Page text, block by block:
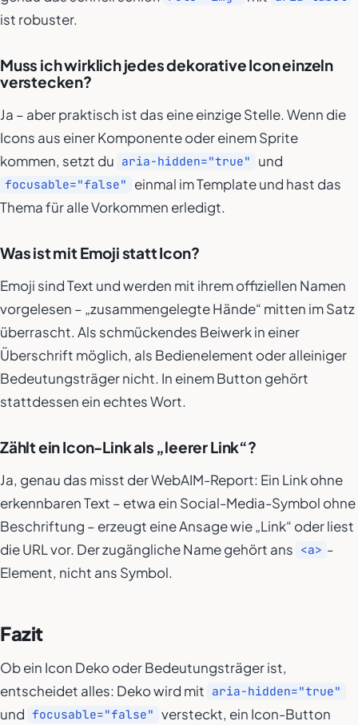
ist robuster.
Muss ich wirklich jedes dekorative Icon einzeln
verstecken?
Ja – aber praktisch ist das eine einzige Stelle. Wenn die
Icons aus einer Komponente oder einem Sprite
kommen, setzt du aria-hidden="true" und
focusable="false"
einmal im Template und hast das
Thema für alle Vorkommen erledigt.
Was ist mit Emoji statt Icon?
Emoji sind Text und werden mit ihrem offiziellen Namen
vorgelesen – „zusammengelegte Hände“ mitten im Satz
überrascht. Als schmückendes Beiwerk in einer
Überschrift möglich, als Bedienelement oder alleiniger
Bedeutungsträger nicht. In einem Button gehört
stattdessen ein echtes Wort.
Zählt ein Icon-Link als „leerer Link“?
Ja, genau das misst der WebAIM-Report: Ein Link ohne
erkennbaren Text – etwa ein Social-Media-Symbol ohne
Beschriftung – erzeugt eine Ansage wie „Link“ oder liest
die URL vor. Der zugängliche Name gehört ans <a> -
Element, nicht ans Symbol.
Fazit
Ob ein Icon Deko oder Bedeutungsträger ist,
entscheidet alles: Deko wird mit aria-hidden="true"
und focusable="false" versteckt, ein Icon-Button